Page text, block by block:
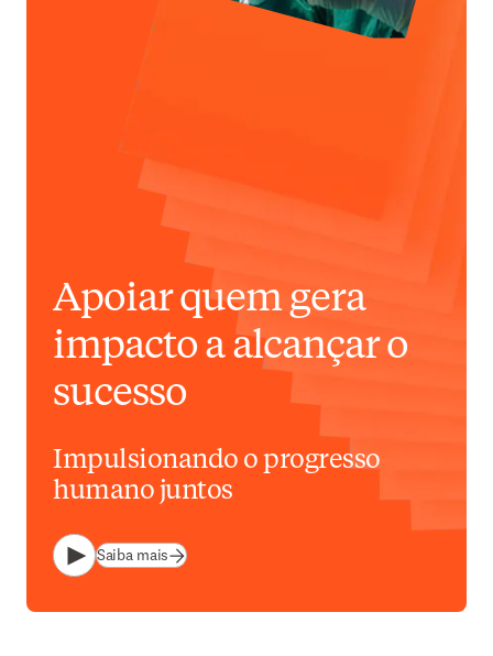
Apoiar quem gera
impacto a alcançar o
sucesso
Impulsionando o progresso
humano juntos
Reproduzir
Saiba mais